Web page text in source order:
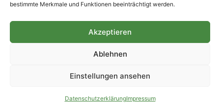
bestimmte Merkmale und Funktionen beeinträchtigt werden.
Akzeptieren
Ablehnen
Einstellungen ansehen
DatenschutzerklärungImpressum
Be/Rent a Journalist
Impressum